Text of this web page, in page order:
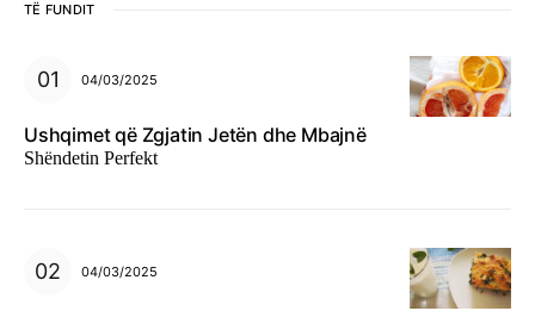
TË FUNDIT
04/03/2025
Ushqimet që Zgjatin Jetën dhe Mbajnë
Shëndetin Perfekt
04/03/2025